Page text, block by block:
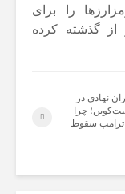
را برای
از گذشته کرده
نهادی در
چرا
ترامپ سقوط